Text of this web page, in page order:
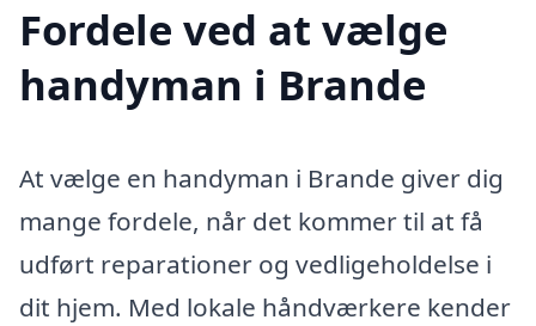
Fordele ved at vælge
handyman i Brande
At vælge en handyman i Brande giver dig
mange fordele, når det kommer til at få
udført reparationer og vedligeholdelse i
dit hjem. Med lokale håndværkere kender